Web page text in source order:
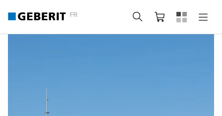
FR Rechercher
Panier